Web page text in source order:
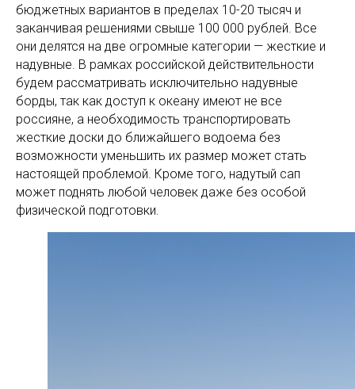
бюджетных вариантов в пределах 10-20 тысяч и
заканчивая решениями свыше 100 000 рублей. Все
они делятся на две огромные категории — жесткие и
надувные. В рамках российской действительности
будем рассматривать исключительно надувные
борды, так как доступ к океану имеют не все
россияне, а необходимость транспортировать
жесткие доски до ближайшего водоема без
возможности уменьшить их размер может стать
настоящей проблемой. Кроме того, надутый сап
может поднять любой человек даже без особой
физической подготовки.